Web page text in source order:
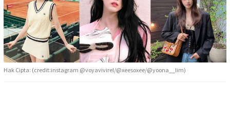
Hak Cipta: (credit:instagram @voyavivirel/@xeesoxee/@yoona__lim)